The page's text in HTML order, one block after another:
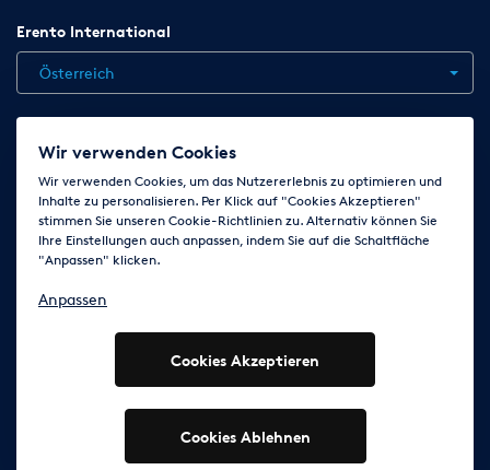
Erento International
Österreich
Jobs Kontakt News
AGB
Impressum Cookie-Einstellungen ändern
Folge uns auf
© 2003 - 2026 Erento Campanda GmbH - Alle Rechte
vorbehalten
Ausgewiesene Marken gehören den jeweiligen Eigentümern.
Wir verwenden Cookies
Wir verwenden Cookies, um das Nutzererlebnis zu optimieren und
Inhalte zu personalisieren. Per Klick auf "Cookies Akzeptieren"
stimmen Sie unseren Cookie-Richtlinien zu. Alternativ können Sie
Ihre Einstellungen auch anpassen, indem Sie auf die Schaltfläche
"Anpassen" klicken.
Anpassen
Cookies Akzeptieren
Cookies Ablehnen